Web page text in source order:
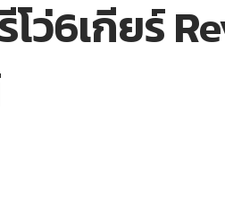
ว่6เกียร์